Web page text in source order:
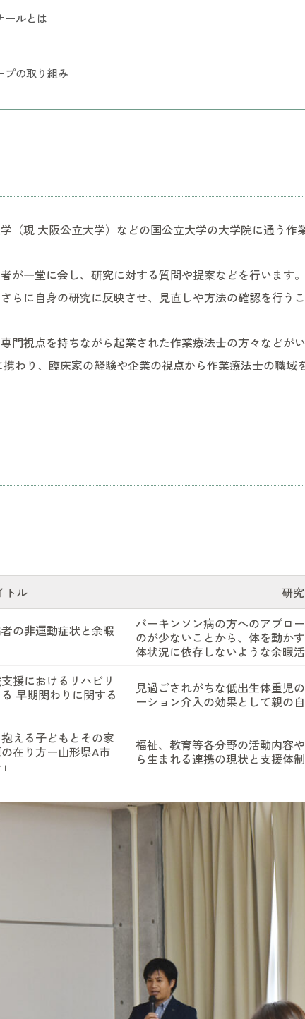
ールとは
プの取り組み
（現 大阪公立大学）などの国公立大学の大学院に通う作
が一堂に会し、研究に対する質問や提案などを行います。
らに自身の研究に反映させ、見直しや方法の確認を行う
門視点を持ちながら起業された作業療法士の方々などがい
わり、臨床家の経験や企業の視点から作業療法士の職域
トル 研
の非運動症状と余暇
パーキンソン病の方へのアプロ
のが少ないことから、体を動か
体状況に依存しないような余暇
援におけるリハビリ
早期関わりに関する
見過ごされがちな低出生体重児
ーション介入の効果として親の
える子どもとその家
在り方ー山形県A市
福祉、教育等各分野の活動内容
ら生まれる連携の現状と支援体